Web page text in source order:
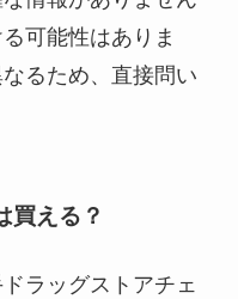
可能性はありま
るため、直接問い
買える？
ラッグストアチェ